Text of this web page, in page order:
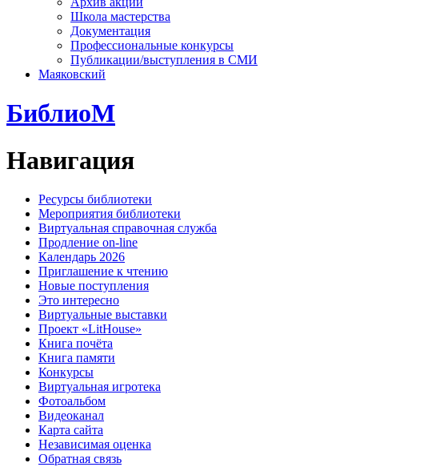
Школа мастерства
Документация
Профессиональные конкурсы
Публикации/выступления в СМИ
Маяковский
БиблиоМ
Навигация
Ресурсы библиотеки
Мероприятия библиотеки
Виртуальная справочная служба
Продление on-line
Календарь 2026
Приглашение к чтению
Новые поступления
Это интересно
Виртуальные выставки
Проект «LitHouse»
Книга почёта
Книга памяти
Конкурсы
Виртуальная игротека
Фотоальбом
Видеоканал
Карта сайта
Независимая оценка
Обратная связь